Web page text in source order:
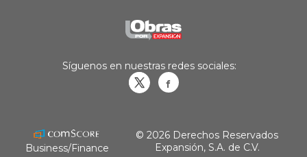
Síguenos en nuestras redes sociales:
Business/Finance
© 2026 Derechos Reservados
Expansión, S.A. de C.V.